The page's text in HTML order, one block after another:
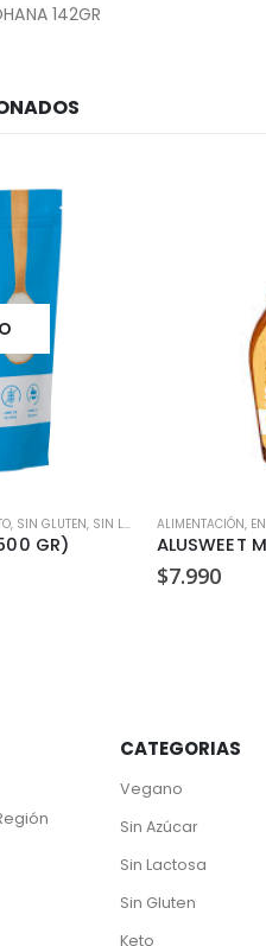
142GR
, SIN GLUTEN, SIN LACTOSA
GR)
ALIMENTACIÓN,
$7.990
CATEGORIAS
Vegano
Sin Azúcar
Sin Lactosa
Sin Gluten
Keto